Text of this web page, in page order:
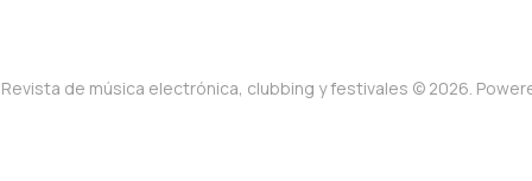
de música electrónica, clubbing y festivales © 2026.